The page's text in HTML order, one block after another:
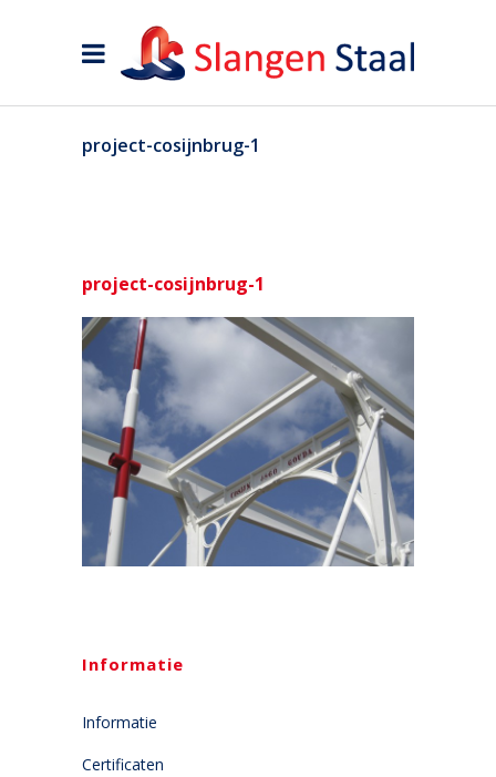
project-cosijnbrug-1
project-cosijnbrug-1
Informatie
Informatie
Certificaten